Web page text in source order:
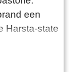
Slooten
staat
hij de
sloot!
een
Harsta-state
ik er op een
van deze